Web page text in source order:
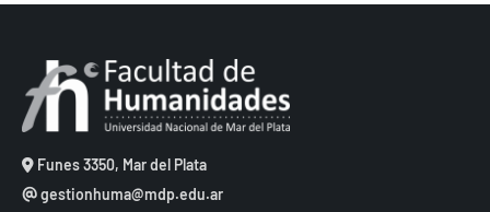
Funes 3350, Mar del Plata
gestionhuma@mdp.edu.ar